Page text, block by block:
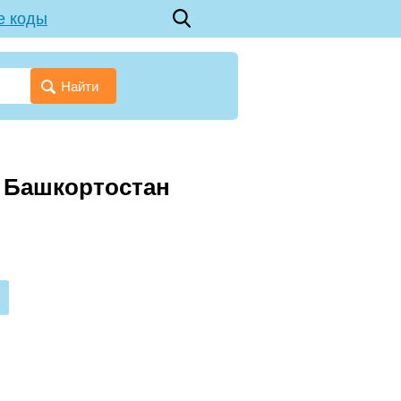
коды
Найти